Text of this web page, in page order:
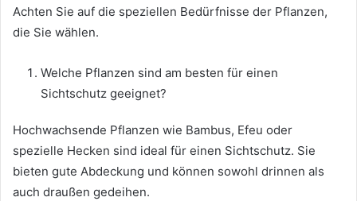
Achten Sie auf die speziellen Bedürfnisse der Pflanzen,
die Sie wählen.
Welche Pflanzen sind am besten für einen
Sichtschutz geeignet?
Hochwachsende Pflanzen wie Bambus, Efeu oder
spezielle Hecken sind ideal für einen Sichtschutz. Sie
bieten gute Abdeckung und können sowohl drinnen als
auch draußen gedeihen.